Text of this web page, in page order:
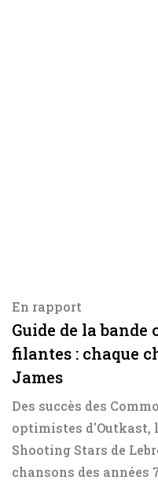
En rapport
Guide de la
filantes : chaque
James
Des succès des
optimistes d'Outkast,
Shooting Stars de
chansons des années